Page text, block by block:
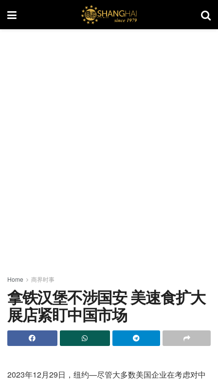
Home 商界时事
拿铁汉堡不涉国安 美速食扩大
展店紧盯中国市场
2023年12月29日，纽约—尽管大多数美国企业在考虑对中